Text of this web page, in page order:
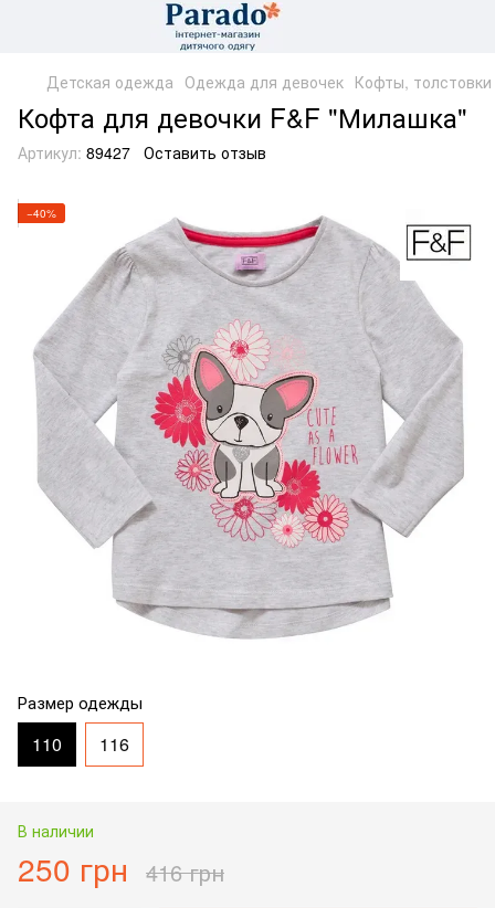
Детская одежда Одежда для девочек Кофты, толстовки
Кофта для девочки F&F "Милашка"
Артикул: 89427 Оставить отзыв
−40%
Размер одежды
110 116
В наличии
250 грн 416 грн